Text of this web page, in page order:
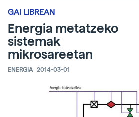
GAI LIBREAN
Energia metatzeko
sistemak
mikrosareetan
ENERGIA 2014-03-01